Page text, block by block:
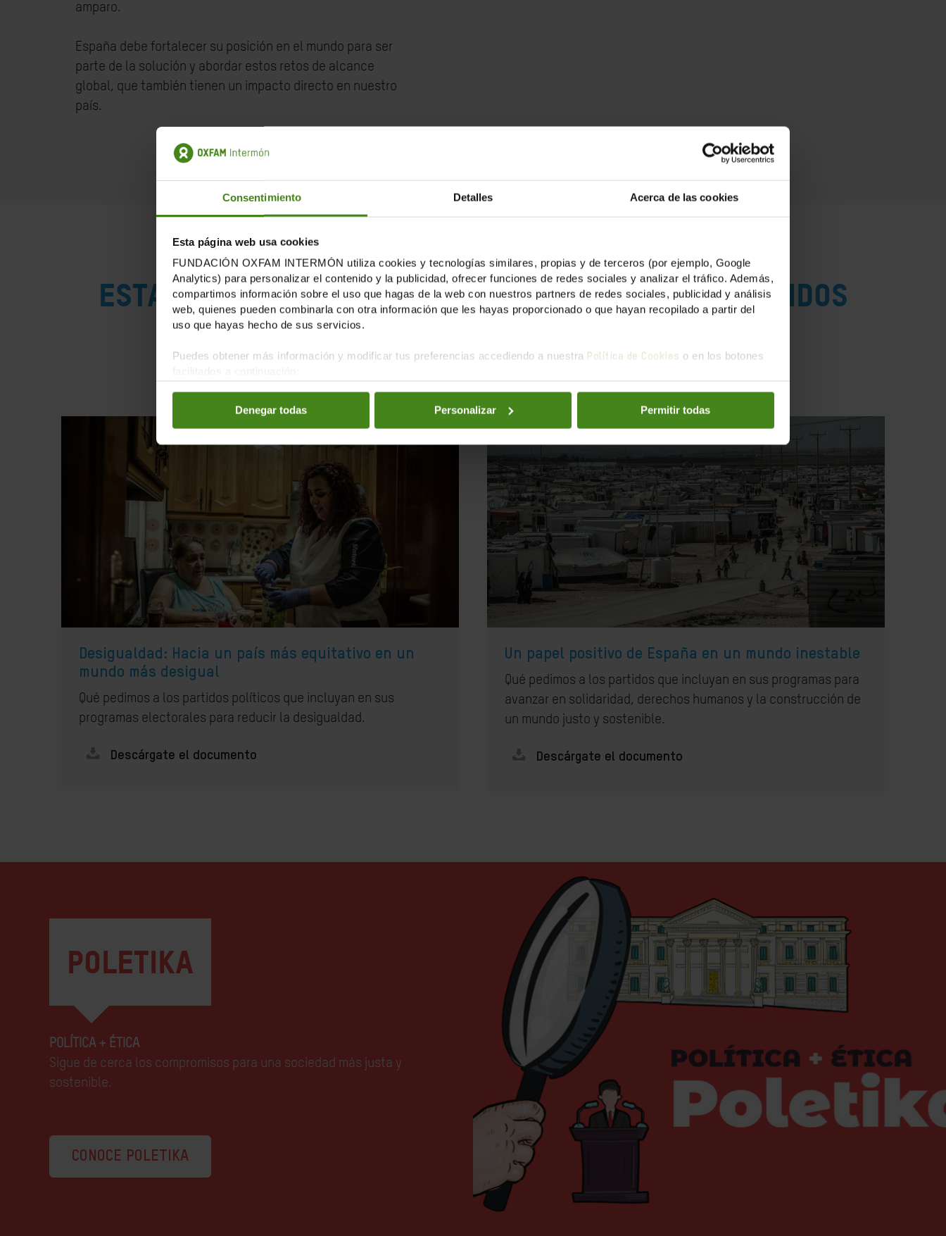
Consentimiento Detalles Acerca de las cookies
Esta página web usa cookies
FUNDACIÓN OXFAM INTERMÓN utiliza cookies y tecnologías similares, propias y de terceros (por ejemplo, Google
Analytics) para personalizar el contenido y la publicidad, ofrecer funciones de redes sociales y analizar el tráfico. Además,
compartimos información sobre el uso que hagas de la web con nuestros partners de redes sociales, publicidad y análisis
web, quienes pueden combinarla con otra información que les hayas proporcionado o que hayan recopilado a partir del
uso que hayas hecho de sus servicios.
Puedes obtener más información y modificar tus preferencias accediendo a nuestra Política de Cookies o en los botones
Denegar todas Personalizar Permitir todas
amparo.
España debe fortalecer su posición en el mundo para ser
parte de la solución y abordar estos retos de alcance
global, que también tienen un impacto directo en nuestro
país.
Estas son nuestras propuestas hacia los partidos
Desigualdad: Hacia un país más equitativo en un
mundo más desigual
Qué pedimos a los partidos políticos que incluyan en sus
programas electorales para reducir la desigualdad.
Descárgate el documento
Un papel positivo de España en un mundo inestable
Qué pedimos a los partidos que incluyan en sus programas para
avanzar en solidaridad, derechos humanos y la construcción de
un mundo justo y sostenible.
Descárgate el documento
POLETIKA
POLÍTICA + ÉTICA
Sigue de cerca los compromisos para una sociedad más justa y
sostenible.
CONOCE POLETIKA